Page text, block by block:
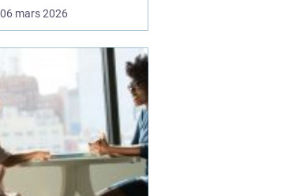
upplever också att det
personliga mötet,
kontinuiteten och
möjligheten att få mer
tid i rummet med läkaren
är av...
06 mars 2026